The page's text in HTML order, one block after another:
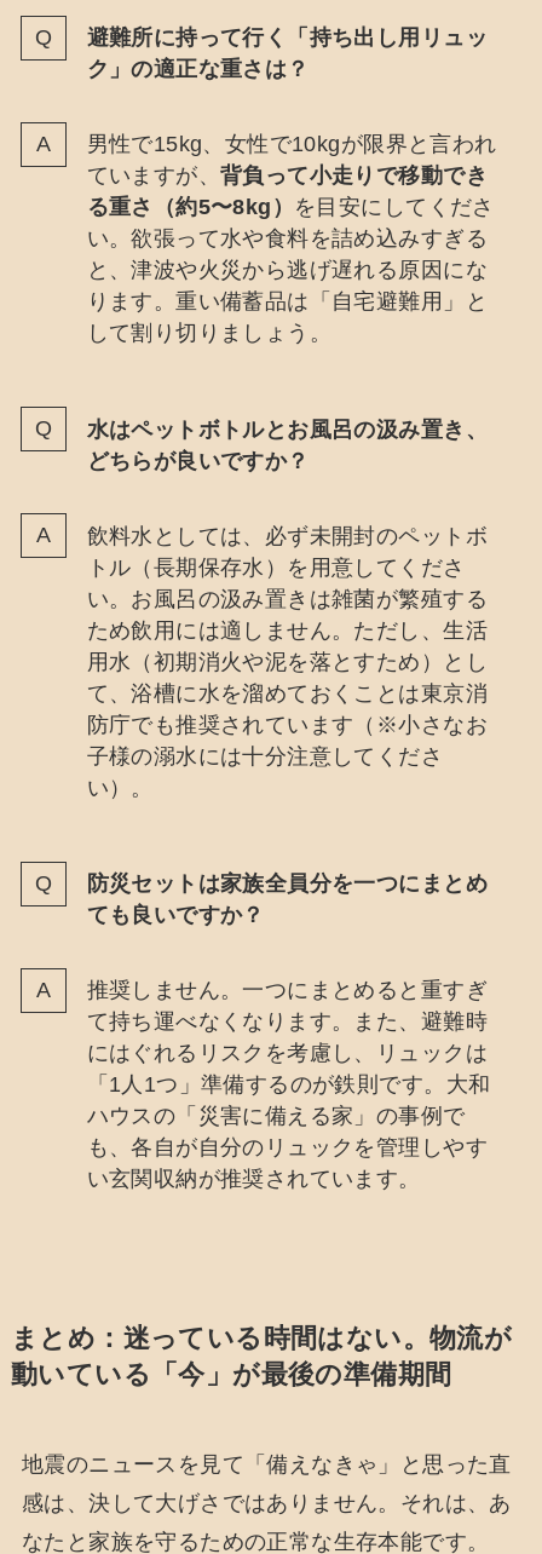
避難所に持って行く「持ち出し用リュッ
ク」の適正な重さは？
男性で15kg、女性で10kgが限界と言われ
ていますが、背負って小走りで移動でき
る重さ（約5〜8kg） を目安にしてくださ
い。欲張って水や食料を詰め込みすぎる
と、津波や火災から逃げ遅れる原因にな
ります。重い備蓄品は「自宅避難用」と
して割り切りましょう。
水はペットボトルとお風呂の汲み置き、
どちらが良いですか？
飲料水としては、必ず未開封のペットボ
トル（長期保存水）を用意してくださ
い。お風呂の汲み置きは雑菌が繁殖する
ため飲用には適しません。ただし、生活
用水（初期消火や泥を落とすため）とし
て、浴槽に水を溜めておくことは東京消
防庁でも推奨されています（※小さなお
子様の溺水には十分注意してくださ
い）。
防災セットは家族全員分を一つにまとめ
ても良いですか？
推奨しません。一つにまとめると重すぎ
て持ち運べなくなります。また、避難時
にはぐれるリスクを考慮し、リュックは
「1人1つ」準備するのが鉄則です。大和
ハウスの「災害に備える家」の事例で
も、各自が自分のリュックを管理しやす
い玄関収納が推奨されています。
まとめ：迷っている時間はない。物流が
動いている「今」が最後の準備期間
地震のニュースを見て「備えなきゃ」と思った直
感は、決して大げさではありません。それは、あ
なたと家族を守るための正常な生存本能です。